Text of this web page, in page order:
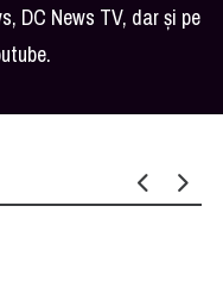
DC News TV, dar și pe